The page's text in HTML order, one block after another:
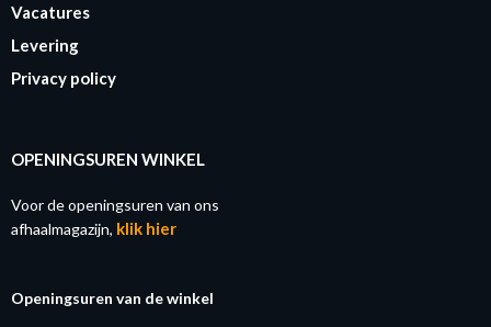
Vacatures
Levering
Privacy policy
OPENINGSUREN WINKEL
Voor de openingsuren van ons
afhaalmagazijn, klik hier
Openingsuren van de winkel